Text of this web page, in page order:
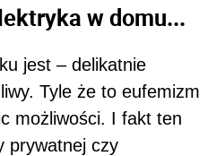
w domu...
jest – delikatnie
Tyle że to eufemizm
możliwości. I fakt ten
prywatnej czy